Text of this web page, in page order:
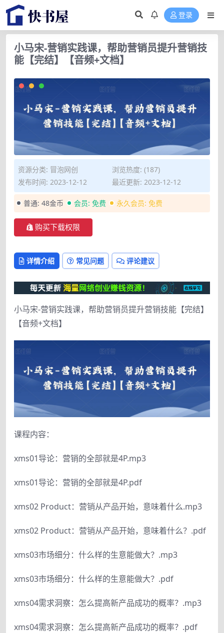
登录
小马宋-营销实践课，帮助营销员提升营销技
能【完结】【音频+文档】
资源分类: 冒泡网创
浏览热度: (187)
发布时间: 2023-12-12
最近更新: 2023-12-12
普通: 48金币 会员: 免费 永久会员: 免费
购买下载权限
详情介绍 常见问题 评论建议
小马宋-营销实践课，帮助营销员提升营销技能【完结】
【音频+文档】
课程内容：
xms01导论：营销的全部就是4P.mp3
xms01导论：营销的全部就是4P.pdf
xms02 Product：营销从产品开始，意味着什么.mp3
xms02 Product：营销从产品开始，意味着什么？.pdf
xms03市场细分：什么样的生意能做大？.mp3
xms03市场细分：什么样的生意能做大？.pdf
xms04需求洞察：怎么提高新产品成功的概率？.mp3
xms04需求洞察：怎么提高新产品成功的概率？.pdf